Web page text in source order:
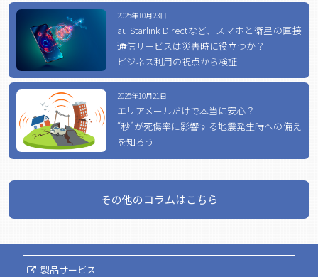
2025年10月23日
au Starlink Directなど、スマホと衛星の直接
通信サービスは災害時に役立つか？
ビジネス利用の視点から検証
2025年10月21日
エリアメールだけで本当に安心？
“秒”が死傷率に影響する地震発生時への備え
を知ろう
その他のコラムはこちら
製品サービス